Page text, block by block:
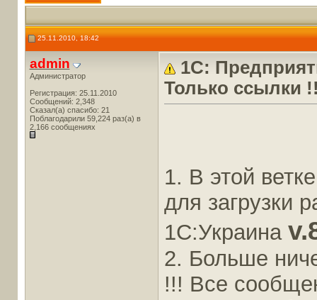
25.11.2010, 18:42
admin
Администратор
Регистрация: 25.11.2010
Сообщений: 2,348
Сказал(а) спасибо: 21
Поблагодарили 59,224 раз(а) в
2,166 сообщениях
1С:
Только ссылки
1. В этой
для загрузки
1С:Украина
2. Больше
!!! Все